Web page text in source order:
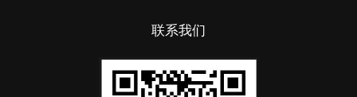
联系我们